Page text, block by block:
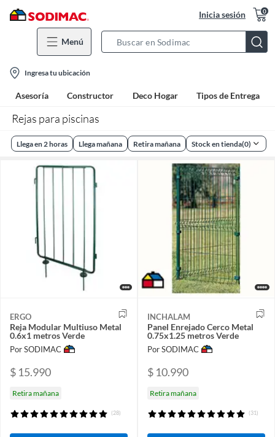
Inicia sesión 0
Menú
Bar
location-
icon
Ingresa tu ubicación
Asesoría Constructor Deco Hogar Tipos de Entrega
Rejas para piscinas
Llega en 2 horas Llega mañana Retira mañana Stock en tienda(0)
ERGO
Reja Modular Multiuso Metal
0.6x1 metros Verde
Por SODIMAC
$ 15.990
Retira mañana
(28)
INCHALAM
Panel Enrejado Cerco Metal
0.75x1.25 metros Verde
Por SODIMAC
$ 10.990
Retira mañana
(31)